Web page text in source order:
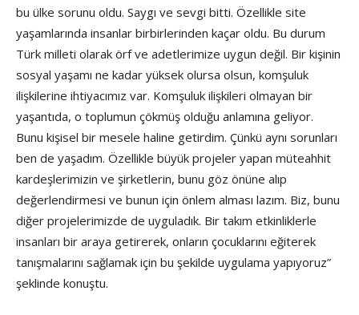
bu ülke sorunu oldu. Saygı ve sevgi bitti. Özellikle site
yaşamlarında insanlar birbirlerinden kaçar oldu. Bu durum
Türk milleti olarak örf ve adetlerimize uygun değil. Bir kişinin
sosyal yaşamı ne kadar yüksek olursa olsun, komşuluk
ilişkilerine ihtiyacımız var. Komşuluk ilişkileri olmayan bir
yaşantıda, o toplumun çökmüş olduğu anlamına geliyor.
Bunu kişisel bir mesele haline getirdim. Çünkü aynı sorunları
ben de yaşadım. Özellikle büyük projeler yapan müteahhit
kardeşlerimizin ve şirketlerin, bunu göz önüne alıp
değerlendirmesi ve bunun için önlem alması lazım. Biz, bunu
diğer projelerimizde de uyguladık. Bir takım etkinliklerle
insanları bir araya getirerek, onların çocuklarını eğiterek
tanışmalarını sağlamak için bu şekilde uygulama yapıyoruz”
şeklinde konuştu.